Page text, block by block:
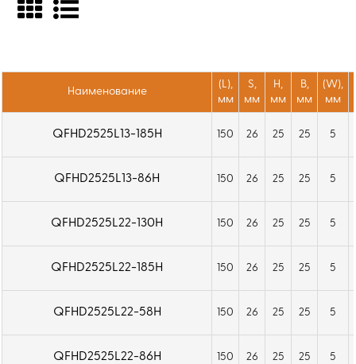
Токарные резцы серии QFHD
сменных пластин ZTHD...-MG. Обеспечивают
точное формирование канавок и
Наименование
(L),
мм
S,
мм
H,
мм
B,
мм
(W),
мм
QFHD2525L13-185H 150 26 25 25 5
QFHD2525L13-86H 150 26 25 25 5
QFHD2525L22-130H 150 26 25 25 5
QFHD2525L22-185H 150 26 25 25 5
QFHD2525L22-58H 150 26 25 25 5
QFHD2525L22-86H 150 26 25 25 5